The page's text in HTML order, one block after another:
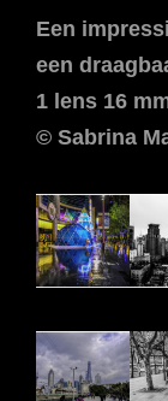
Een
een
1 lens 16
© Sabrina